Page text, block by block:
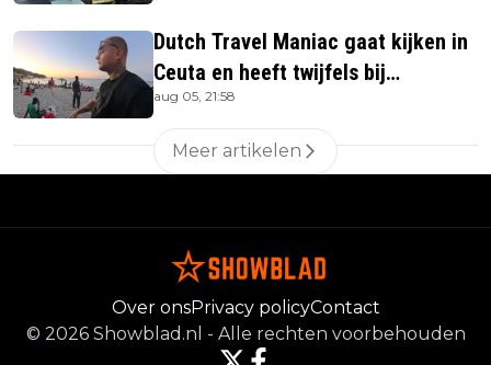
Dutch Travel Maniac gaat kijken in
Ceuta en heeft twijfels bij
berichtgeving media
aug 05, 21:58
Meer artikelen
Over onsPrivacy policyContact
© 2026 Showblad.nl - Alle rechten voorbehouden